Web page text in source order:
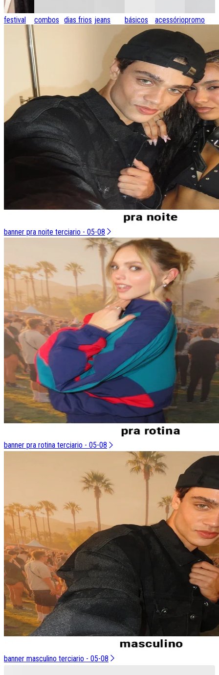
festival combos dias frios jeans básicos acessóriospromo
banner pra noite terciario - 05-08
banner pra rotina terciario - 05-08
banner masculino terciario - 05-08